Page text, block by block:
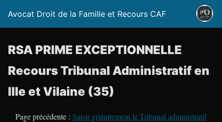
Avocat Droit de la Famille et Recours CAF
RSA PRIME EXCEPTIONNELLE
Recours Tribunal Administratif en
Ille et Vilaine (35)
Page précédente : Saisir gratuitement le Tribunal administratif